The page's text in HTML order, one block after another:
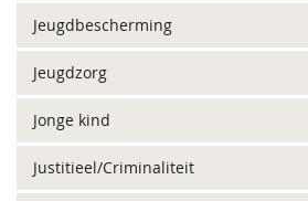
Jeugdbescherming
Jeugdzorg
Jonge kind
Justitieel/Criminaliteit